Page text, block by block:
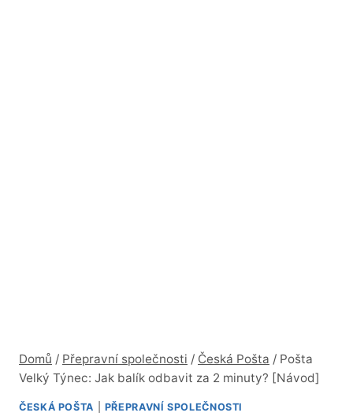
Domů / Přepravní společnosti / Česká Pošta / Pošta
Velký Týnec: Jak balík odbavit za 2 minuty? [Návod]
ČESKÁ POŠTA PŘEPRAVNÍ SPOLEČNOSTI